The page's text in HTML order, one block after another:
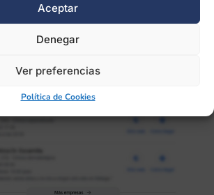
Aceptar
Denegar
Ver preferencias
Política de Cookies